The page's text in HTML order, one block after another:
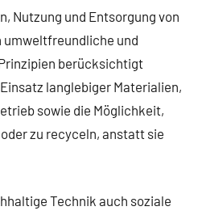
Nutzung und Entsorgung von
und
berücksichtigt
langlebiger Materialien,
sowie die Möglichkeit,
zu recyceln, anstatt sie
Technik auch soziale